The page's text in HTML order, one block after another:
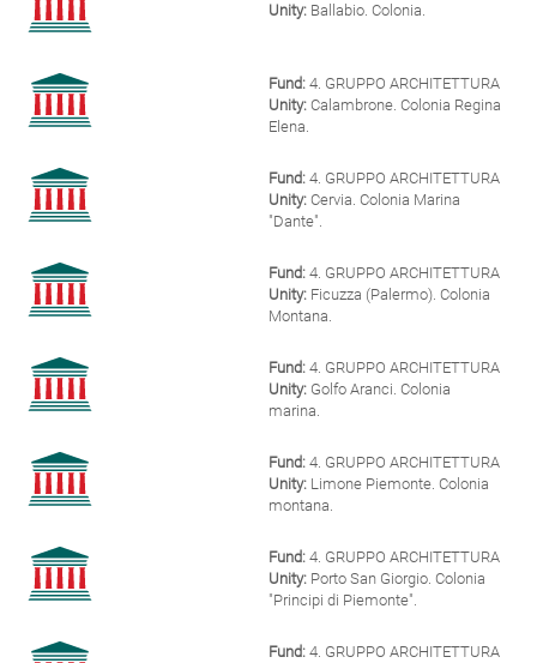
Unity: Ballabio. Colonia.
Fund: 4. GRUPPO ARCHITETTURA
Unity: Calambrone. Colonia Regina
Elena.
Fund: 4. GRUPPO ARCHITETTURA
Unity: Cervia. Colonia Marina
"Dante".
Fund: 4. GRUPPO ARCHITETTURA
Unity: Ficuzza (Palermo). Colonia
Montana.
Fund: 4. GRUPPO ARCHITETTURA
Unity: Golfo Aranci. Colonia
marina.
Fund: 4. GRUPPO ARCHITETTURA
Unity: Limone Piemonte. Colonia
montana.
Fund: 4. GRUPPO ARCHITETTURA
Unity: Porto San Giorgio. Colonia
"Principi di Piemonte".
Fund: 4. GRUPPO ARCHITETTURA